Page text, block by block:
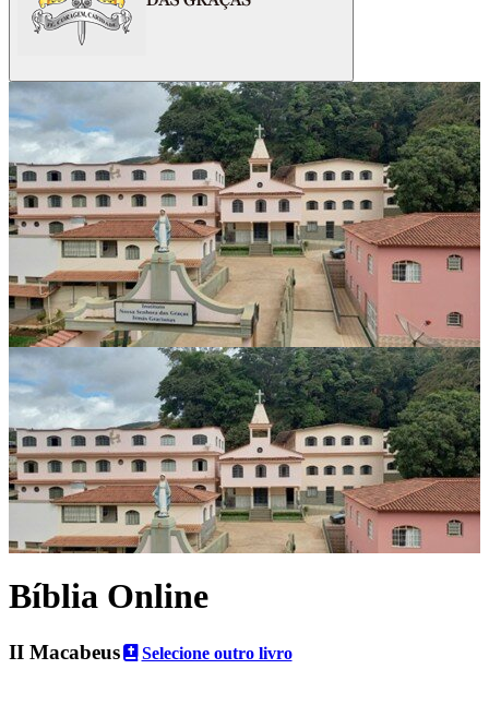
Bíblia Online
II Macabeus Selecione outro livro